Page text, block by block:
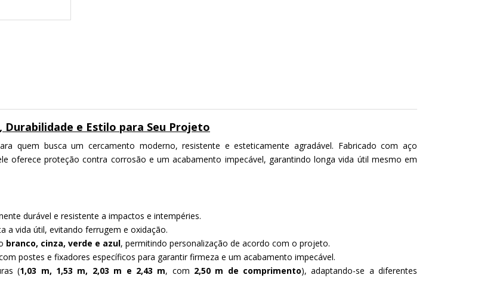
Durabilidade e Estilo para Seu Projeto
quem busca um cercamento moderno, resistente e esteticamente agradável. Fabricado com aço
oferece proteção contra corrosão e um acabamento impecável, garantindo longa vida útil mesmo em
durável e resistente a impactos e intempéries.
a vida útil, evitando ferrugem e oxidação.
branco, cinza, verde e azul, permitindo personalização de acordo com o projeto.
postes e fixadores específicos para garantir firmeza e um acabamento impecável.
(1,03 m, 1,53 m, 2,03 m e 2,43 m, com 2,50 m de comprimento), adaptando-se a diferentes